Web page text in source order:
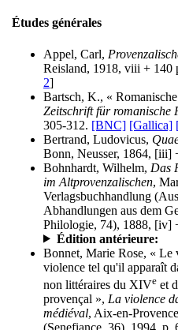
Études générales
Appel, Carl,
Reisland, 1918, viii + 140
2]
Bartsch, K., «
Zeitschrift für romanische
305-312. [BNC] [Gallica]
Bertrand, Ludovicus,
Bonn, Neusser, 1864, [iii]
Bohnhardt, Wilhelm, Das
im Altprovenzalischen,
Verlagsbuchhandlung
Abhandlungen aus dem
Philologie, 74), 1888, [iv]
Édition antérieure:
Bonnet, Marie Rose, « Le
violence tel qu'il apparaît
non littéraires du XIVe et
provençal », La violence
médiéval, Aix-en-
(Senefiance, 36), 1994, p.